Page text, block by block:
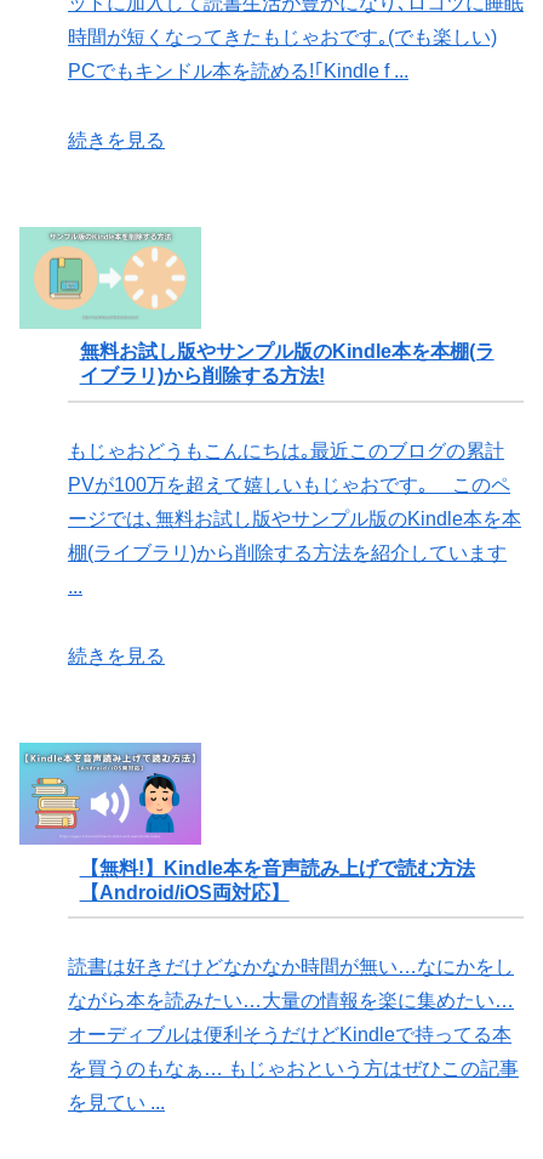
時間が短くなってきたもじゃおです｡(でも楽しい)
PCでもキンドル本を読める!｢Kindle f ...
続きを見る
無料お試し版やサンプル版のKindle本を本棚(ラ
イブラリ)から削除する方法!
もじゃおどうもこんにちは｡最近このブログの累計
PVが100万を超えて嬉しいもじゃおです｡ このペ
ージでは､無料お試し版やサンプル版のKindle本を本
棚(ライブラリ)から削除する方法を紹介しています
...
続きを見る
【無料!】Kindle本を音声読み上げで読む方法
【Android/iOS両対応】
読書は好きだけどなかなか時間が無い…なにかをし
ながら本を読みたい…大量の情報を楽に集めたい…
オーディブルは便利そうだけどKindleで持ってる本
を買うのもなぁ… もじゃおという方はぜひこの記事
を見てい ...